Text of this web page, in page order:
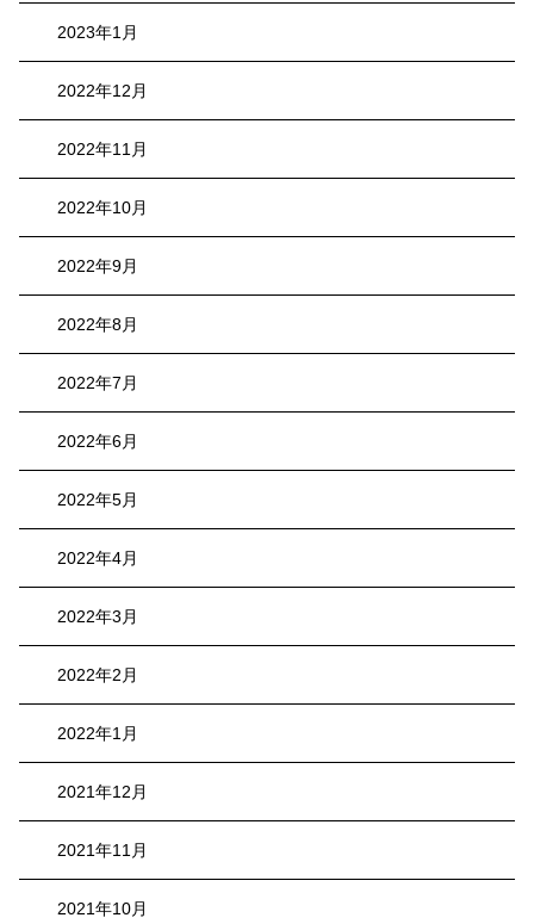
2023年1月
2022年12月
2022年11月
2022年10月
2022年9月
2022年8月
2022年7月
2022年6月
2022年5月
2022年4月
2022年3月
2022年2月
2022年1月
2021年12月
2021年11月
2021年10月